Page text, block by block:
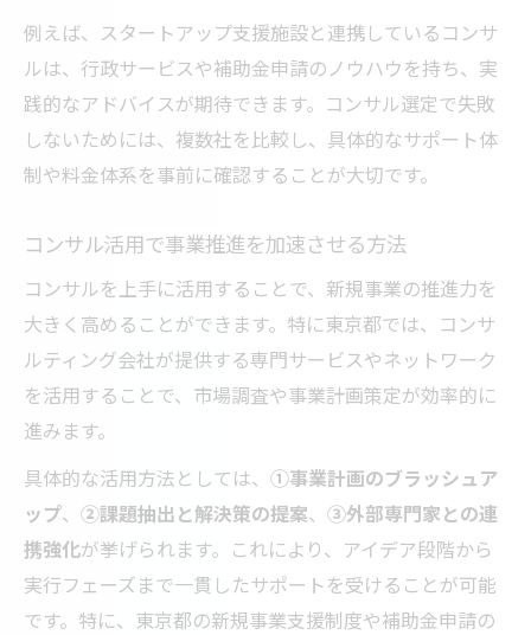
コンサルタントと連携し成果を高める方法
起業支援とコンサルの効果的な組み合わせ
コンサルで新規事業推進力を高めるコツ
例えば、スタートアップ支援施設と連携しているコンサ
ルは、行政サービスや補助金申請のノウハウを持ち、実
践的なアドバイスが期待できます。コンサル選定で失敗
しないためには、複数社を比較し、具体的なサポート体
制や料金体系を事前に確認することが大切です。
コンサル活用で事業推進を加速させる方法
コンサルを上手に活用することで、新規事業の推進力を
大きく高めることができます。特に東京都では、コンサ
ルティング会社が提供する専門サービスやネットワーク
を活用することで、市場調査や事業計画策定が効率的に
進みます。
具体的な活用方法としては、 ①事業計画のブラッシュア
ップ、 ②課題抽出と解決策の提案、 ③外部専門家との連
携強化が挙げられます。これにより、アイデア段階から
実行フェーズまで一貫したサポートを受けることが可能
です。特に、東京都の新規事業支援制度や補助金申請の